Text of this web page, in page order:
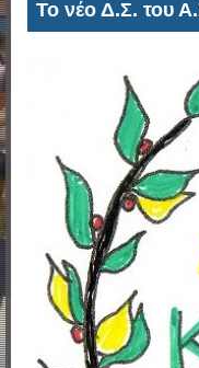
Το νέο Δ.Σ. του